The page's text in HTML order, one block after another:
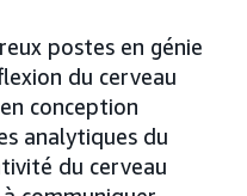
postes en génie
du cerveau
conception
analytiques du
du cerveau